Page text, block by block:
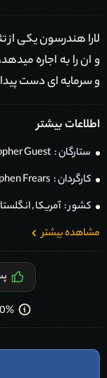
لارا هندرسون یکی از
و ان را به اجاره
و سرمایه ای دست پیدا
اطلاعات بیشتر
ستارگان : Guest
کارگردان : Frears
کشور : آمریکا,
مشاهده بیشتر
100% رضایت بر